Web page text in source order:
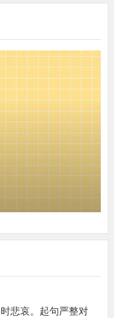
示行为的处所。全句
烟迷茫之中，遥望蜀
为我国疆土四周环海，
并邻，近邻。
人送行常在大路分岔
告别。
悲哀。起句严整对